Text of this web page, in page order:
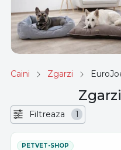
Caini Zgarzi
Filtreaza 1